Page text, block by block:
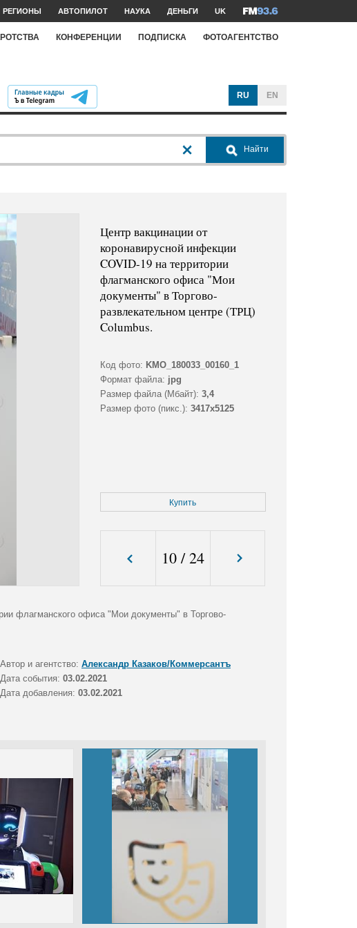
РЕГИОНЫ АВТОПИЛОТ НАУКА ДЕНЬГИ UK
КОНФЕРЕНЦИИ ПОДПИСКА ФОТОАГЕНТСТВО
RU EN
Найти
Центр вакцинации от
коронавирусной инфекции
COVID-19 на территории
флагманского офиса "Мои
документы" в Торгово-
развлекательном центре (ТРЦ)
Columbus.
Код фото: KMO_180033_00160_1
Формат файла: jpg
Размер файла (Мбайт): 3,4
Размер фото (пикс.): 3417x5125
Купить
10/24
флагманского офиса "Мои документы" в Торгово-
Автор и агентство: Александр Казаков/Коммерсантъ
Дата события: 03.02.2021
Дата добавления: 03.02.2021